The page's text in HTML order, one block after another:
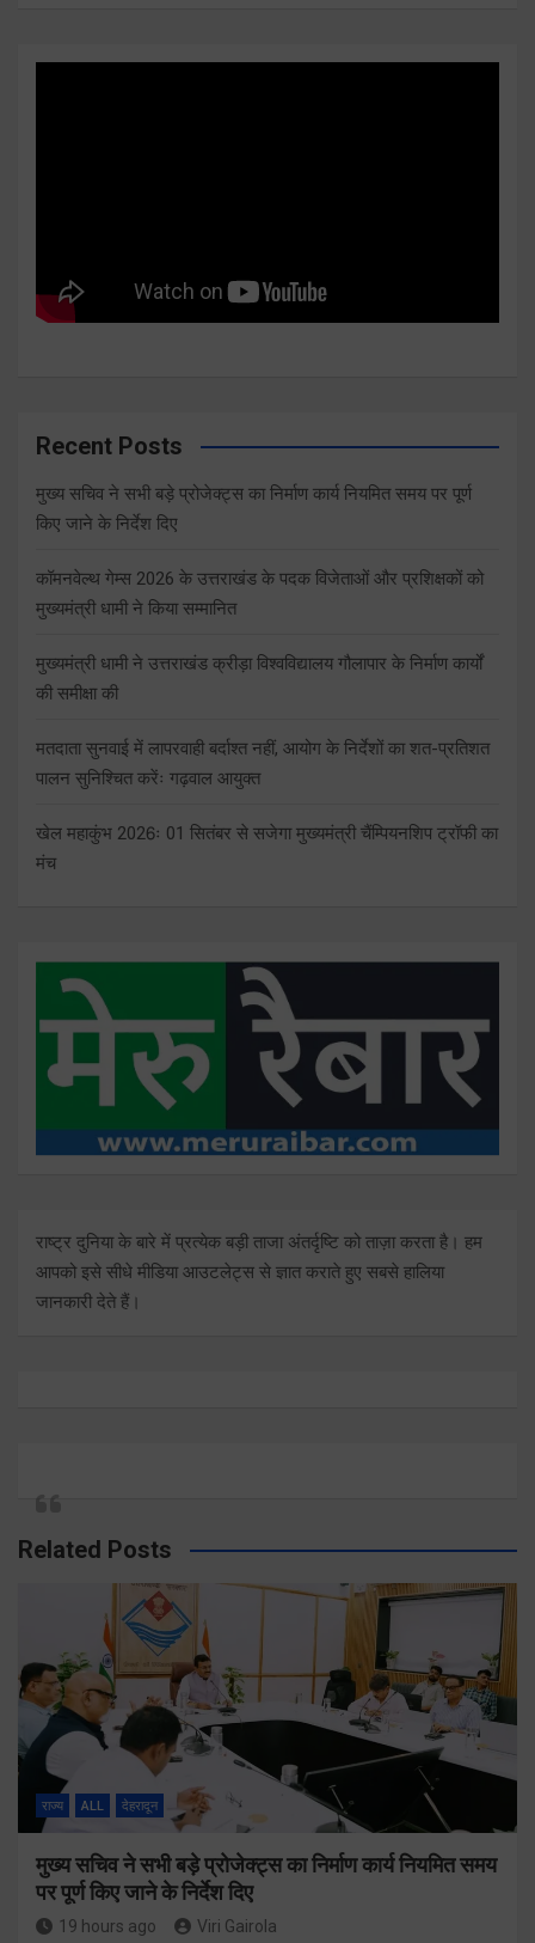
Recent Posts
मुख्य सचिव ने सभी बड़े प्रोजेक्ट्स का निर्माण कार्य नियमित समय पर पूर्ण
किए जाने के निर्देश दिए
कॉमनवेल्थ गेम्स 2026 के उत्तराखंड के पदक विजेताओं और प्रशिक्षकों को
मुख्यमंत्री धामी ने किया सम्मानित
मुख्यमंत्री धामी ने उत्तराखंड क्रीड़ा विश्वविद्यालय गौलापार के निर्माण कार्यों
की समीक्षा की
मतदाता सुनवाई में लापरवाही बर्दाश्त नहीं, आयोग के निर्देशों का शत-प्रतिशत
पालन सुनिश्चित करेंः गढ़वाल आयुक्त
खेल महाकुंभ 2026ः 01 सितंबर से सजेगा मुख्यमंत्री चैंम्पियनशिप ट्रॉफी का
मंच
राष्ट्र दुनिया के बारे में प्रत्येक बड़ी ताजा अंतर्दृष्टि को ताज़ा करता है। हम
आपको इसे सीधे मीडिया आउटलेट्स से ज्ञात कराते हुए सबसे हालिया
जानकारी देते हैं।
Related Posts
राज्य ALL देहरादून
मुख्य सचिव ने सभी बड़े प्रोजेक्ट्स का निर्माण कार्य नियमित समय
पर पूर्ण किए जाने के निर्देश दिए
19 hours ago Viri Gairola